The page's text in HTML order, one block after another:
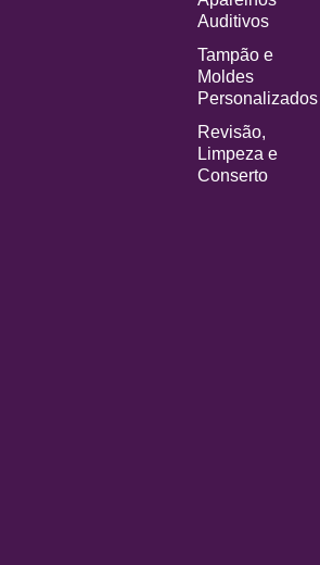
Auditivos
Tampão e
Moldes
Personalizados
Revisão,
Limpeza e
Conserto